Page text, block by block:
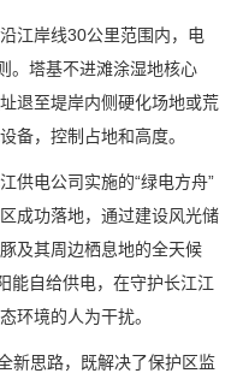
江岸线30公里范围内，电
。塔基不进滩涂湿地核心
退至堤岸内侧硬化场地或荒
备，控制占地和高度。
供电公司实施的“绿电方舟”
成功落地，通过建设风光储
及其周边栖息地的全天候
能自给供电，在守护长江江
环境的人为干扰。
新思路，既解决了保护区监